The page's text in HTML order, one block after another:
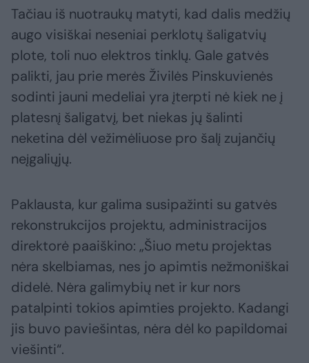
Tačiau iš nuotraukų matyti, kad dalis medžių
augo visiškai neseniai perklotų šaligatvių
plote, toli nuo elektros tinklų. Gale gatvės
palikti, jau prie merės Živilės Pinskuvienės
sodinti jauni medeliai yra įterpti nė kiek ne į
platesnį šaligatvį, bet niekas jų šalinti
neketina dėl vežimėliuose pro šalį zujančių
neįgaliųjų.
Paklausta, kur galima susipažinti su gatvės
rekonstrukcijos projektu, administracijos
direktorė paaiškino: „Šiuo metu projektas
nėra skelbiamas, nes jo apimtis nežmoniškai
didelė. Nėra galimybių net ir kur nors
patalpinti tokios apimties projekto. Kadangi
jis buvo paviešintas, nėra dėl ko papildomai
viešinti“.